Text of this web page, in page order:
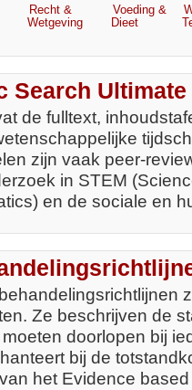
Recht &
Wetgeving
Voeding &
Dieet
Search Ultimate
de fulltext,
zijn vaak peer-
in STEM
en de sociale en
Ze beschrijven de
doorlopen bij
bij de
het Evidence